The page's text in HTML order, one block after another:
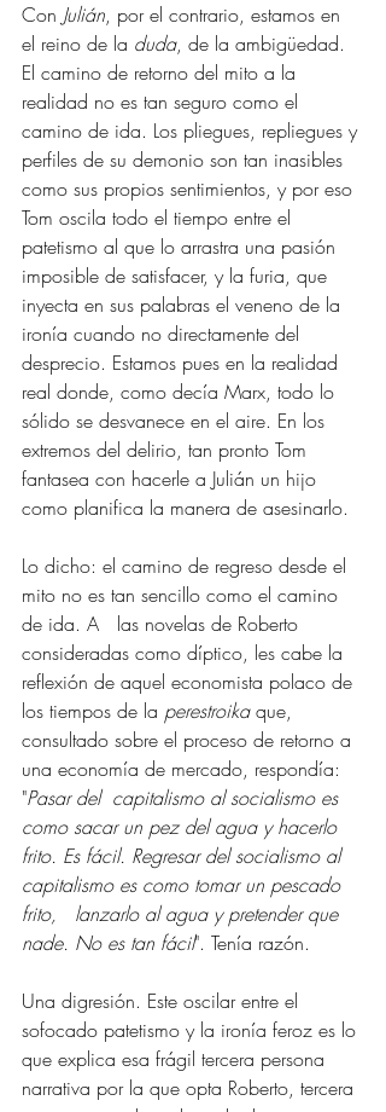
Con Julián, por el contrario, estamos en
el reino de la duda, de la ambigüedad.
El camino de retorno del mito a la
realidad no es tan seguro como el
camino de ida. Los pliegues, repliegues y
perfiles de su demonio son tan inasibles
como sus propios sentimientos, y por eso
Tom oscila todo el tiempo entre el
patetismo al que lo arrastra una pasión
imposible de satisfacer, y la furia, que
inyecta en sus palabras el veneno de la
ironía cuando no directamente del
desprecio. Estamos pues en la realidad
real donde, como decía Marx, todo lo
sólido se desvanece en el aire. En los
extremos del delirio, tan pronto Tom
fantasea con hacerle a Julián un hijo
como planifica la manera de asesinarlo.
Lo dicho: el camino de regreso desde el
mito no es tan sencillo como el camino
de ida. A   las novelas de Roberto
consideradas como díptico, les cabe la
reflexión de aquel economista polaco de
los tiempos de la perestroika que,
consultado sobre el proceso de retorno a
una economía de mercado, respondía:
"Pasar del  capitalismo al socialismo es
como sacar un pez del agua y hacerlo
frito. Es fácil. Regresar del socialismo al
capitalismo es como tomar un pescado
frito,   lanzarlo al agua y pretender que
nade. No es tan fácil". Tenía razón.
Una digresión. Este oscilar entre el
sofocado patetismo y la ironía feroz es lo
que explica esa frágil tercera persona
narrativa por la que opta Roberto, tercera